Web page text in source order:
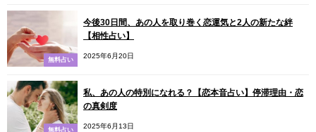
無料占い
今後30日間、あの人を取り巻く恋運気と2人の新たな絆
【相性占い】
2025年6月20日
無料占い
私、あの人の特別になれる？【恋本音占い】停滞理由・恋
の真剣度
2025年6月13日